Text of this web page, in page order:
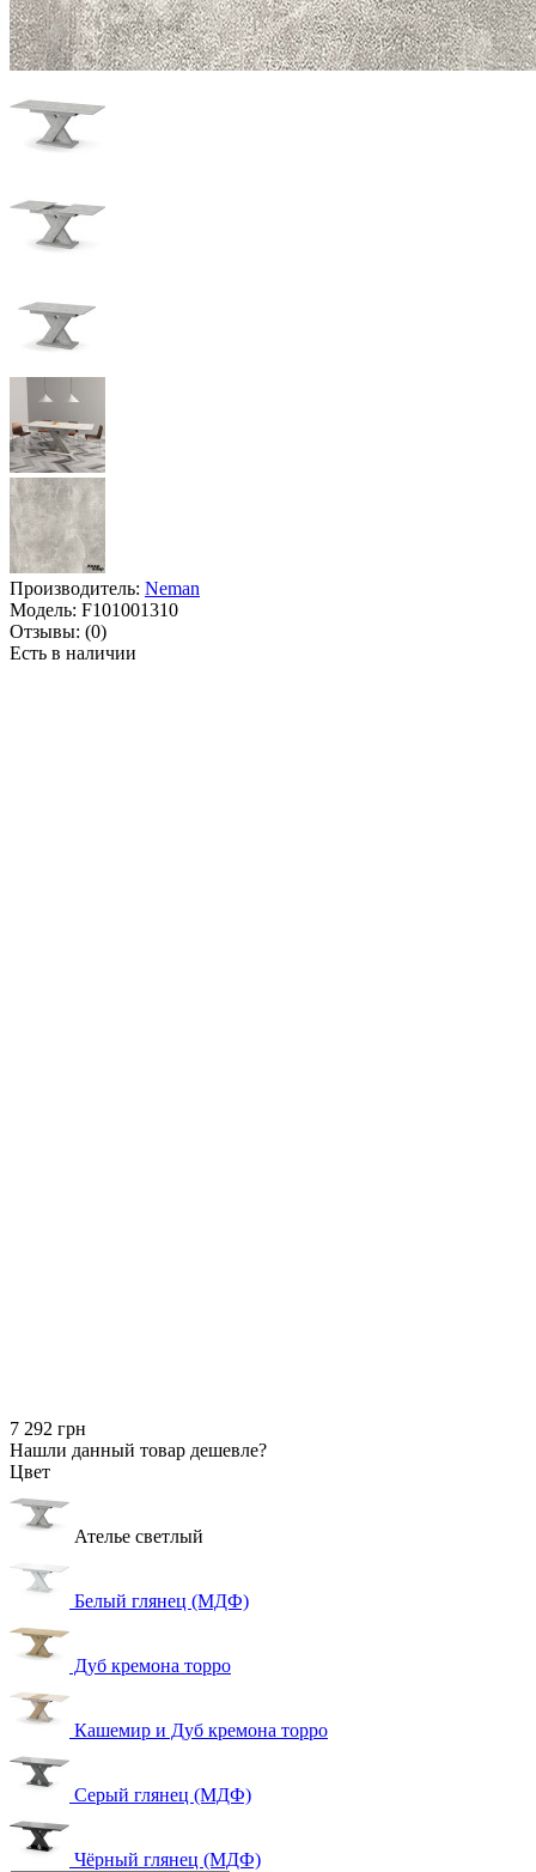
Производитель: Neman
Модель: F101001310
Отзывы: (0)
Есть в наличии
7 292 грн
Нашли данный товар дешевле?
Цвет
Ателье светлый
Белый глянец (МДФ)
Дуб кремона торро
Кашемир и Дуб кремона торро
Серый глянец (МДФ)
Чёрный глянец (МДФ)